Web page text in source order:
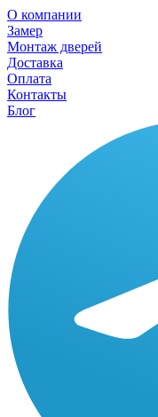
О компании
Замер
Монтаж дверей
Доставка
Оплата
Контакты
Блог